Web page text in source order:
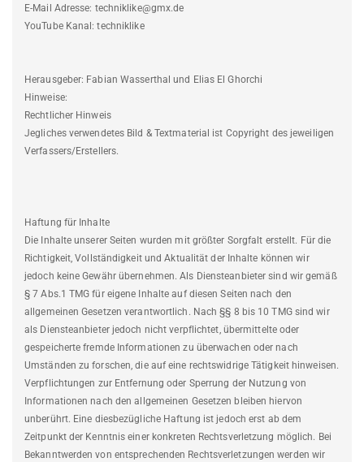
E-Mail Adresse: techniklike@gmx.de
YouTube Kanal: techniklike
Herausgeber: Fabian Wasserthal und Elias El Ghorchi
Hinweise:
Rechtlicher Hinweis
Jegliches verwendetes Bild & Textmaterial ist Copyright des jeweiligen
Verfassers/Erstellers.
Haftung für Inhalte
Die Inhalte unserer Seiten wurden mit größter Sorgfalt erstellt. Für die
Richtigkeit, Vollständigkeit und Aktualität der Inhalte können wir
jedoch keine Gewähr übernehmen. Als Diensteanbieter sind wir gemäß
§ 7 Abs.1 TMG für eigene Inhalte auf diesen Seiten nach den
allgemeinen Gesetzen verantwortlich. Nach §§ 8 bis 10 TMG sind wir
als Diensteanbieter jedoch nicht verpflichtet, übermittelte oder
gespeicherte fremde Informationen zu überwachen oder nach
Umständen zu forschen, die auf eine rechtswidrige Tätigkeit hinweisen.
Verpflichtungen zur Entfernung oder Sperrung der Nutzung von
Informationen nach den allgemeinen Gesetzen bleiben hiervon
unberührt. Eine diesbezügliche Haftung ist jedoch erst ab dem
Zeitpunkt der Kenntnis einer konkreten Rechtsverletzung möglich. Bei
Bekanntwerden von entsprechenden Rechtsverletzungen werden wir